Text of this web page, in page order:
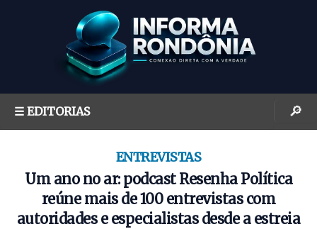
☰ EDITORIAS 🔎
ENTREVISTAS
Um ano no ar: podcast Resenha Política
reúne mais de 100 entrevistas com
autoridades e especialistas desde a estreia